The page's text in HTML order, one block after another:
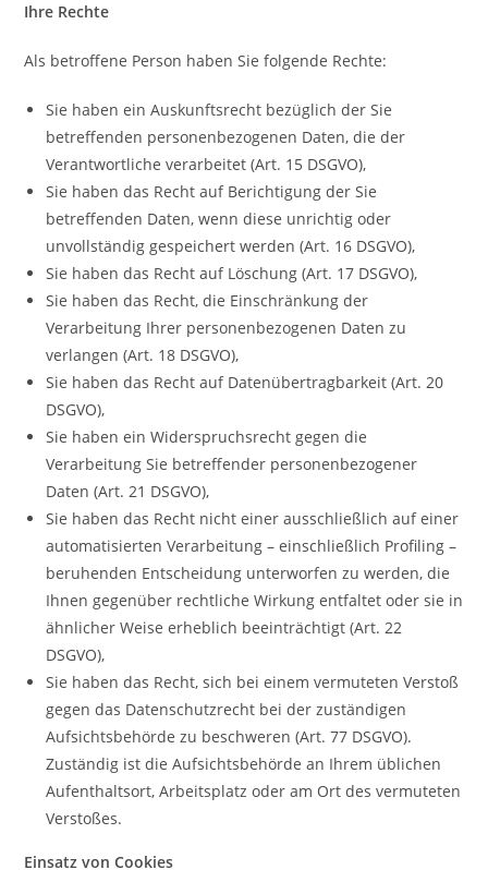
Ihre Rechte
Als betroffene Person haben Sie folgende Rechte:
Sie haben ein Auskunftsrecht bezüglich der Sie
betreffenden personenbezogenen Daten, die der
Verantwortliche verarbeitet (Art. 15 DSGVO),
Sie haben das Recht auf Berichtigung der Sie
betreffenden Daten, wenn diese unrichtig oder
unvollständig gespeichert werden (Art. 16 DSGVO),
Sie haben das Recht auf Löschung (Art. 17 DSGVO),
Sie haben das Recht, die Einschränkung der
Verarbeitung Ihrer personenbezogenen Daten zu
verlangen (Art. 18 DSGVO),
Sie haben das Recht auf Datenübertragbarkeit (Art. 20
DSGVO),
Sie haben ein Widerspruchsrecht gegen die
Verarbeitung Sie betreffender personenbezogener
Daten (Art. 21 DSGVO),
Sie haben das Recht nicht einer ausschließlich auf einer
automatisierten Verarbeitung – einschließlich Profiling –
beruhenden Entscheidung unterworfen zu werden, die
Ihnen gegenüber rechtliche Wirkung entfaltet oder sie in
ähnlicher Weise erheblich beeinträchtigt (Art. 22
DSGVO),
Sie haben das Recht, sich bei einem vermuteten Verstoß
gegen das Datenschutzrecht bei der zuständigen
Aufsichtsbehörde zu beschweren (Art. 77 DSGVO).
Zuständig ist die Aufsichtsbehörde an Ihrem üblichen
Aufenthaltsort, Arbeitsplatz oder am Ort des vermuteten
Verstoßes.
Einsatz von Cookies